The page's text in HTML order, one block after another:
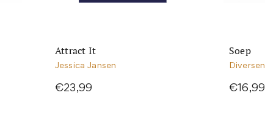
Attract It
Jessica Jansen
€23,99
Soep
Diversen
€16,99